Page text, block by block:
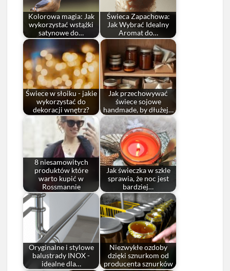
Kolorowa magia: Jak
wykorzystać wstążki
satynowe do…
Świeca Zapachowa:
Jak Wybrać Idealny
Aromat do…
Świece w słoiku - jakie
wykorzystać do
dekoracji wnętrz?
Jak przechowywać
świece sojowe
handmade, by dłużej…
8 niesamowitych
produktów które
warto kupić w
Rossmannie
Jak świeczka w szkle
sprawia, że noc jest
bardziej…
Oryginalne i stylowe
balustrady INOX -
idealne dla…
Niezwykłe ozdoby
dzięki sznurkom od
producenta sznurków